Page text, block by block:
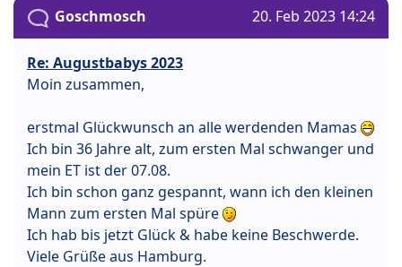
Goschmosch 20. Feb 2023 14:24
Re: Augustbabys 2023
Moin zusammen,
erstmal Glückwunsch an alle werdenden Mamas
Ich bin 36 Jahre alt, zum ersten Mal schwanger und
mein ET ist der 07.08.
Ich bin schon ganz gespannt, wann ich den kleinen
Mann zum ersten Mal spüre
Ich hab bis jetzt Glück & habe keine Beschwerde.
Viele Grüße aus Hamburg.